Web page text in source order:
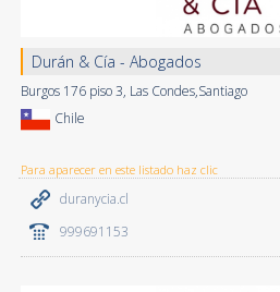
Durán & Cía - Abogados
Burgos 176 piso 3, Las Condes,Santiago
Chile
Para aparecer en este listado haz clic
duranycia.cl
999691153